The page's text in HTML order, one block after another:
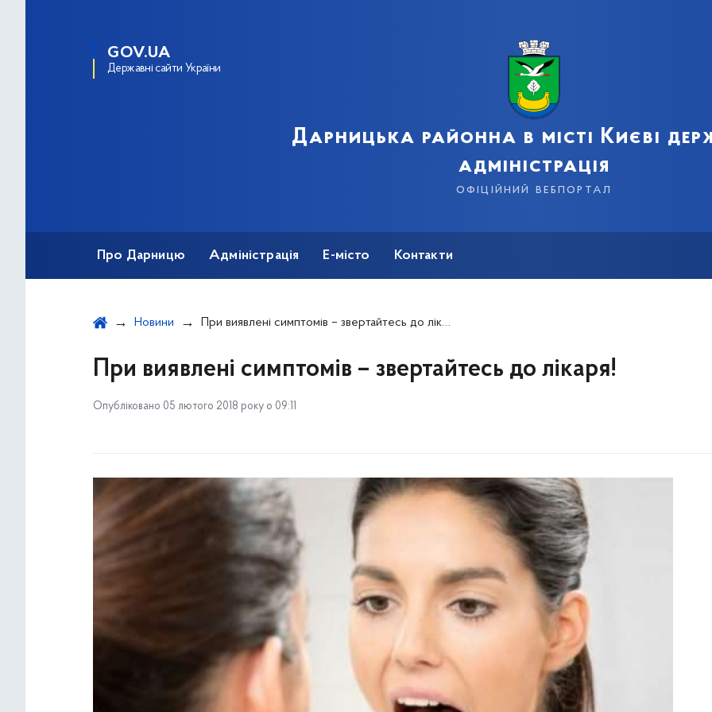
GOV.UA
Державні сайти України
Дарницька районна в місті Києві
адміністрація
офіційний вебпортал
Про Дарницю Адміністрація Е-місто Контакти
Новини При виявлені симптомів – звертайтесь до лікаря!
При виявлені симптомів – звертайтесь до лікаря!
Опубліковано 05 лютого 2018 року о 09:11